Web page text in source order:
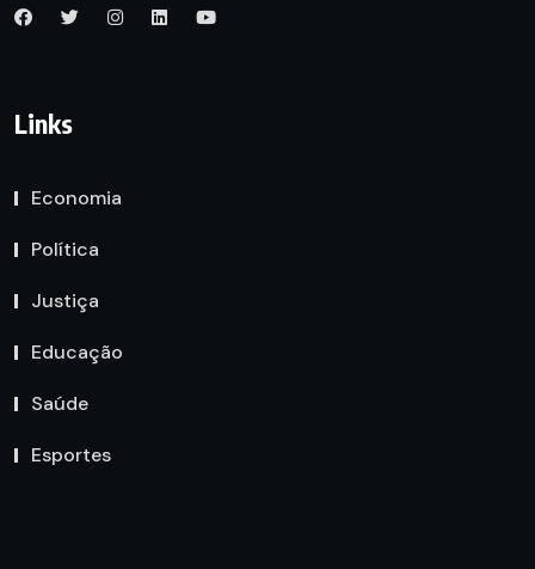
Links
Economia
Política
Justiça
Educação
Saúde
Esportes